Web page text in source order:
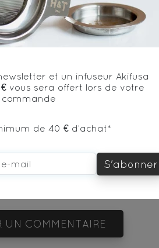
tea, white tea, fig, heather
aussi...
AJOUTER UN COMMENTAIRE
et un infuseur Akifusa
€ vous sera offert lors de votre
commande
de 40 € d’achat*
S'abonner